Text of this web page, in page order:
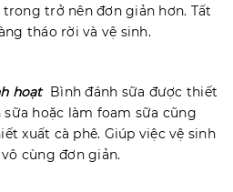
trở nên đơn giản hơn. Tất
tháo rời và vệ sinh.
hoạt Bình đánh sữa được thiết
hoặc làm foam sữa cũng
xuất cà phê. Giúp việc vệ sinh
cùng đơn giản.